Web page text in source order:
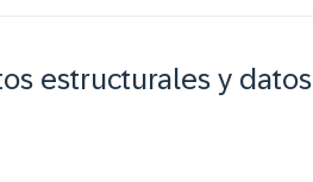
estructurales y datos